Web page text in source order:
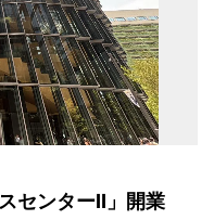
センターII」開業